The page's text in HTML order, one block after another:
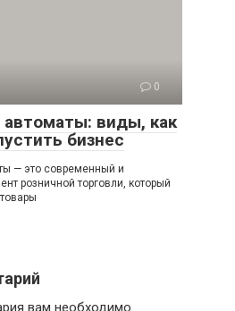
0
виды, как
бизнес
— это современный и
розничной торговли, который
вам необходимо